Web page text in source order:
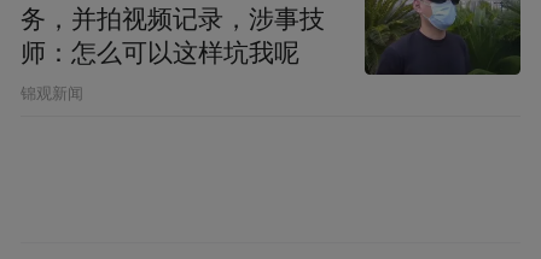
-
王子异作为杰尼亚品牌好友受邀出席2020春
务，并拍视频记录，涉事技
师：怎么可以这样坑我呢
锦观新闻